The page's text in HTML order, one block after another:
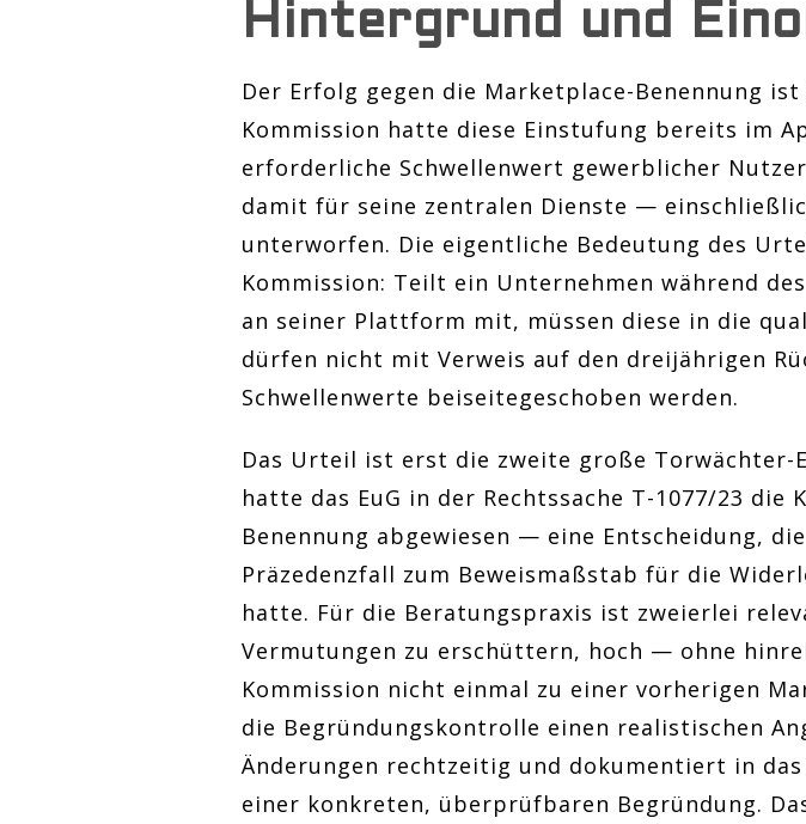
Hintergrund und
Der Erfolg gegen die Marketplace-Benennung
Kommission hatte diese Einstufung bereits im
erforderliche Schwellenwert gewerblicher
damit für seine zentralen Dienste —
unterworfen. Die eigentliche Bedeutung des
Kommission: Teilt ein Unternehmen während
an seiner Plattform mit, müssen diese in die
dürfen nicht mit Verweis auf den dreijährigen
Schwellenwerte beiseitegeschoben werden.
Das Urteil ist erst die zweite große Torwächter-
hatte das EuG in der Rechtssache T-1077/23 die
Benennung abgewiesen — eine Entscheidung,
Präzedenzfall zum Beweismaßstab für die
hatte. Für die Beratungspraxis ist zweierlei
Vermutungen zu erschüttern, hoch — ohne
Kommission nicht einmal zu einer vorherigen
die Begründungskontrolle einen realistischen
Änderungen rechtzeitig und dokumentiert in
einer konkreten, überprüfbaren Begründung.